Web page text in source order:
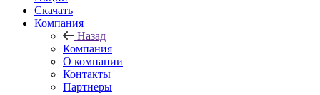
Скачать
Компания
Назад
Компания
О компании
Контакты
Партнеры